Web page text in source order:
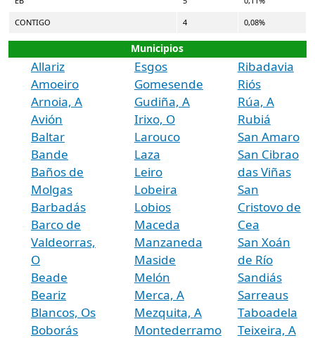
CONTIGO 4 0,08%
Municipios
Allariz
Amoeiro
Arnoia, A
Avión
Baltar
Bande
Baños de
Molgas
Barbadás
Barco de
Valdeorras,
O
Beade
Beariz
Blancos, Os
Boborás
Esgos
Gomesende
Gudiña, A
Irixo, O
Larouco
Laza
Leiro
Lobeira
Lobios
Maceda
Manzaneda
Maside
Melón
Merca, A
Mezquita, A
Montederramo
Ribadavia
Riós
Rúa, A
Rubiá
San Amaro
San Cibrao
das Viñas
San
Cristovo de
Cea
San Xoán
de Río
Sandiás
Sarreaus
Taboadela
Teixeira, A